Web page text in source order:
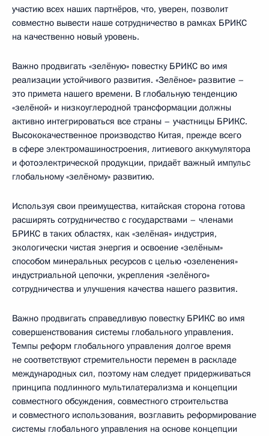
участию всех наших партнёров, что, уверен, позволит
совместно вывести наше сотрудничество в рамках БРИКС
на качественно новый уровень.
Важно продвигать «зелёную» повестку БРИКС во имя
реализации устойчивого развития. «Зелёное» развитие –
это примета нашего времени. В глобальную тенденцию
«зелёной» и низкоуглеродной трансформации должны
активно интегрироваться все страны – участницы БРИКС.
Высококачественное производство Китая, прежде всего
в сфере электромашиностроения, литиевого аккумулятора
и фотоэлектрической продукции, придаёт важный импульс
глобальному «зелёному» развитию.
Используя свои преимущества, китайская сторона готова
расширять сотрудничество с государствами – членами
БРИКС в таких областях, как «зелёная» индустрия,
экологически чистая энергия и освоение «зелёным»
способом минеральных ресурсов с целью «озеленения»
индустриальной цепочки, укрепления «зелёного»
сотрудничества и улучшения качества нашего развития.
Важно продвигать справедливую повестку БРИКС во имя
совершенствования системы глобального управления.
Темпы реформ глобального управления долгое время
не соответствуют стремительности перемен в раскладе
международных сил, поэтому нам следует придерживаться
принципа подлинного мультилатерализма и концепции
совместного обсуждения, совместного строительства
и совместного использования, возглавить реформирование
системы глобального управления на основе концепции